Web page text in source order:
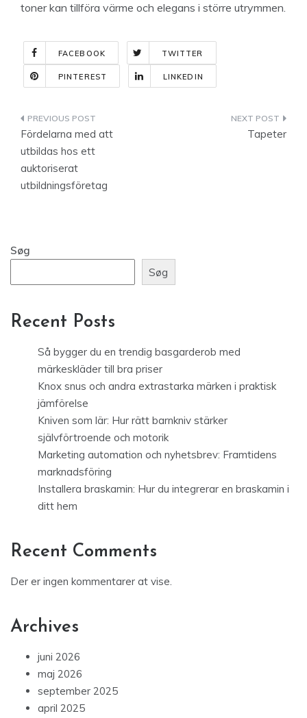
toner kan tillföra värme och elegans i större utrymmen.
FACEBOOK TWITTER
PINTEREST LINKEDIN
Indlægsnavigation
Fördelarna med att
utbildas hos ett
auktoriserat
utbildningsföretag
Tapeter
Søg
Søg
Recent Posts
Så bygger du en trendig basgarderob med
märkeskläder till bra priser
Knox snus och andra extrastarka märken i praktisk
jämförelse
Kniven som lär: Hur rätt barnkniv stärker
självförtroende och motorik
Marketing automation och nyhetsbrev: Framtidens
marknadsföring
Installera braskamin: Hur du integrerar en braskamin i
ditt hem
Recent Comments
Der er ingen kommentarer at vise.
Archives
juni 2026
maj 2026
september 2025
april 2025